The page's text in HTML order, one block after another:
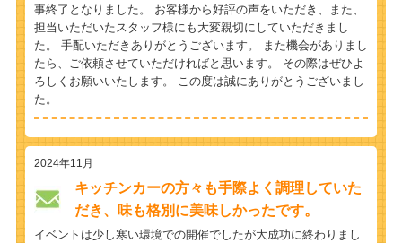
事終了となりました。 お客様から好評の声をいただき、また、
担当いただいたスタッフ様にも大変親切にしていただきまし
た。 手配いただきありがとうございます。 また機会がありまし
たら、ご依頼させていただければと思います。 その際はぜひよ
ろしくお願いいたします。 この度は誠にありがとうございまし
た。
2024年11月
キッチンカーの方々も手際よく調理していた
だき、味も格別に美味しかったです。
イベントは少し寒い環境での開催でしたが大成功に終わりまし